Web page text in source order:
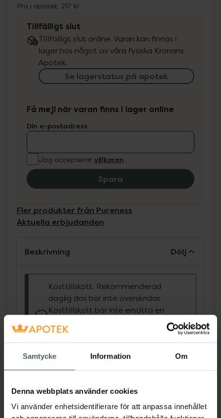
Samtycke Information Om
Denna webbplats använder cookies
Vi använder enhetsidentifierare för att anpassa innehållet
Pris i apotek: 217 kr
Tillfälligt slut
Tillfälligt slut online. Varan kan finnas i
lager hos något av våra fysiska Kronans
Apotek.
Se lagerstatus på apotek
Få mejl när varan finns i lager online
Din e-postadress
Jag accepterar villkoren
Spara
Fler produkter från Pureness
Aktuella erbjudanden
Beskrivning Dölj
Kosttillskott. Rekommenderad
daglig dos bör inte överskridas.
Kosttillskott bör inte ersätta en
livsstil. Förvaras utom räckhåll för
små barn.
Pureness Rosenrotextrakt är ett extrakt vi
örten rosenrot. Växten har använts för god
att även vikingarna använde rosenrot som